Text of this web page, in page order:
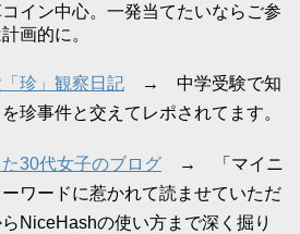
イン中心。一発当てたいならご参
画的に。
珍」観察日記 → 中学受験で知
珍事件と交えてレポされてます。
30代女子のブログ → 「マイニ
ワードに惹かれて読ませていただ
NiceHashの使い方まで深く掘り